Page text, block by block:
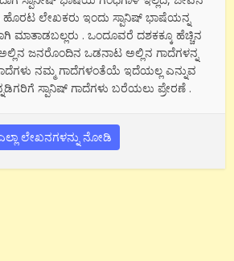
ಲೇಖಕರು ಇಂದು ಸ್ಪಾನಿಷ್ ಭಾಷೆಯನ್ನ
ಮಾತಾಡಬಲ್ಲರು . ಒಂದೂವರೆ ದಶಕಕ್ಕೂ ಹೆಚ್ಚಿನ
ಜನರೊಂದಿನ ಒಡನಾಟ ಅಲ್ಲಿನ ಗಾದೆಗಳನ್ನ
ನಮ್ಮ ಗಾದೆಗಳಂತೆಯೆ ಇದೆಯಲ್ಲ ಎನ್ನುವ
ಸ್ಪಾನಿಷ್ ಗಾದೆಗಳು ಬರೆಯಲು ಪ್ರೇರಣೆ .
ಲೇಖನಗಳನ್ನು ನೋಡಿ